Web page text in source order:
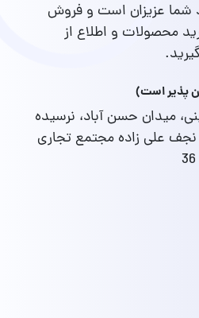
شما عزیزان است و فروش
محصولات و اطلاع از
پذیر است)
میدان حسن آباد، نرسیده
نجف علی زاده مجتمع تجاری